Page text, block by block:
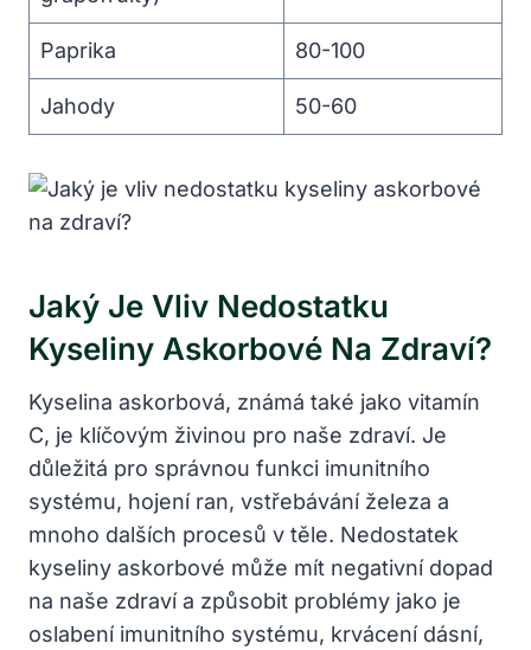
Paprika 80-100
Jahody 50-60
Jaký Je Vliv Nedostatku
Kyseliny Askorbové Na Zdraví?
Kyselina askorbová, známá také jako vitamín
C, je klíčovým živinou pro naše zdraví. Je
důležitá pro správnou funkci imunitního
systému, hojení ran, vstřebávání železa a
mnoho dalších procesů v těle. Nedostatek
kyseliny askorbové může mít negativní dopad
na naše zdraví a způsobit problémy jako je
oslabení imunitního systému, krvácení dásní,